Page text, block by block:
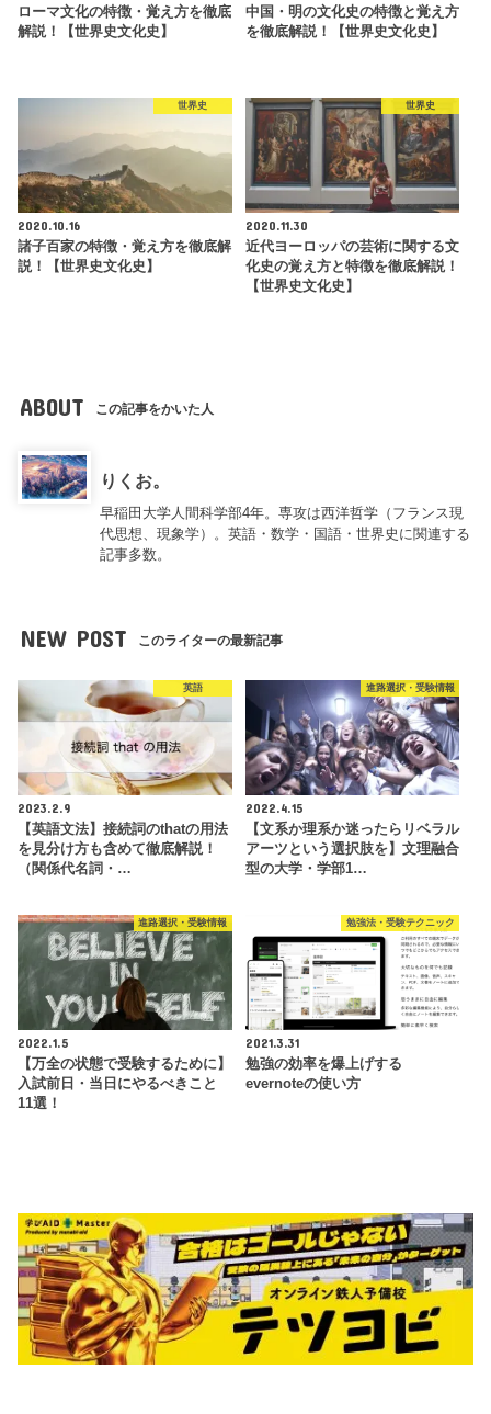
ローマ文化の特徴・覚え方を徹底
解説！【世界史文化史】
中国・明の文化史の特徴と覚え方
を徹底解説！【世界史文化史】
世界史
2020.10.16
諸子百家の特徴・覚え方を徹底解
説！【世界史文化史】
世界史
2020.11.30
近代ヨーロッパの芸術に関する文
化史の覚え方と特徴を徹底解説！
【世界史文化史】
ABOUT この記事をかいた人
りくお。
早稲田大学人間科学部4年。専攻は西洋哲学（フランス現
代思想、現象学）。英語・数学・国語・世界史に関連する
記事多数。
NEW POST このライターの最新記事
英語
2023.2.9
【英語文法】接続詞のthatの用法
を見分け方も含めて徹底解説！
（関係代名詞・…
進路選択・受験情報
2022.4.15
【文系か理系か迷ったらリベラル
アーツという選択肢を】文理融合
型の大学・学部1…
進路選択・受験情報
2022.1.5
【万全の状態で受験するために】
入試前日・当日にやるべきこと
11選！
勉強法・受験テクニック
2021.3.31
勉強の効率を爆上げする
evernoteの使い方